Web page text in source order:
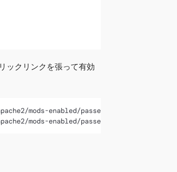
ックリンクを張って有効
mods-enabled/passenger.load